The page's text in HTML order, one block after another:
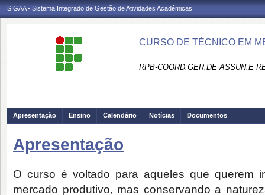
SIGAA - Sistema Integrado de Gestão de Atividades Acadêmicas
CURSO DE TÉCNICO EM
RPB-COORD.GER.DE ASSUN.E
Apresentação Ensino Calendário Notícias Documentos
Apresentação
O curso é voltado para aqueles que querem
mercado produtivo, mas conservando a